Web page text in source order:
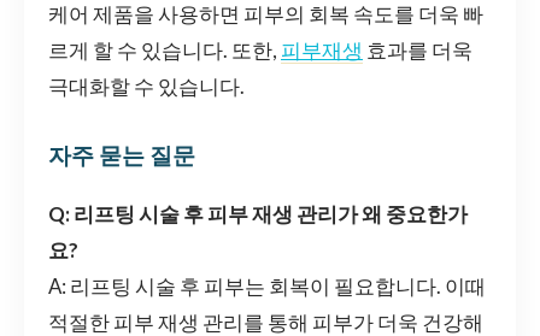
케어 제품을 사용하면 피부의 회복 속도를 더욱 빠
르게 할 수 있습니다. 또한, 피부재생 효과를 더욱
극대화할 수 있습니다.
자주 묻는 질문
Q: 리프팅 시술 후 피부 재생 관리가 왜 중요한가
요?
A: 리프팅 시술 후 피부는 회복이 필요합니다. 이때
적절한 피부 재생 관리를 통해 피부가 더욱 건강해